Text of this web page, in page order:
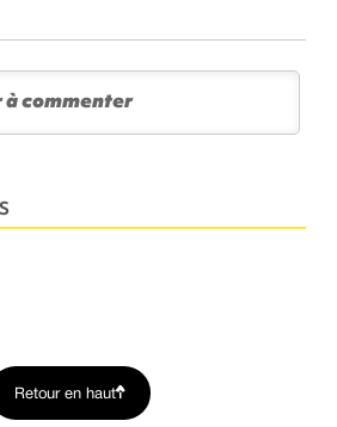
Retour en haut